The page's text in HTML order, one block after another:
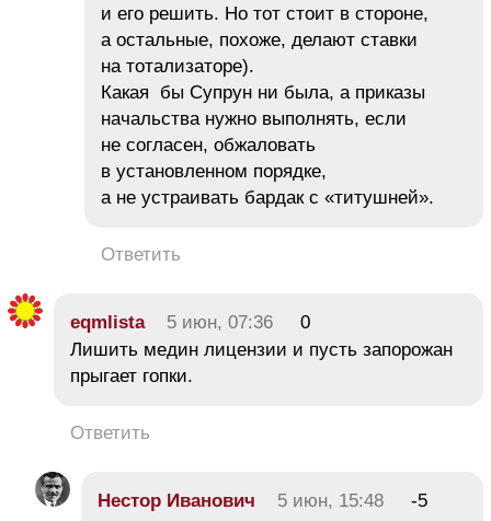
и его решить. Но тот стоит в стороне,
а остальные, похоже, делают ставки
на тотализаторе).
Какая бы Супрун ни была, а приказы
начальства нужно выполнять, если
не согласен, обжаловать
в установленном порядке,
а не устраивать бардак с «титушней».
Ответить
eqmlista 5 июн, 07:36
0
Лишить медин лицензии и пусть запорожан
прыгает гопки.
Ответить
Нестор Иванович 5 июн, 15:48
-5